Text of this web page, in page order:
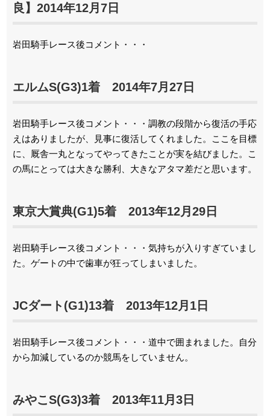
良】2014年12月7日
岩田騎手レース後コメント・・・
エルムS(G3)1着 2014年7月27日
岩田騎手レース後コメント・・・調教の段階から復活の手応
えはありましたが、見事に復活してくれました。ここを目標
に、厩舎一丸となってやってきたことが実を結びました。こ
の馬にとっては大きな勝利、大きなアタマ差だと思います。
東京大賞典(G1)5着 2013年12月29日
岩田騎手レース後コメント・・・気持ちが入りすぎていまし
た。ゲートの中で歯車が狂ってしまいました。
JCダート(G1)13着 2013年12月1日
岩田騎手レース後コメント・・・道中で囲まれました。自分
から加減しているのか競馬をしていません。
みやこS(G3)3着 2013年11月3日